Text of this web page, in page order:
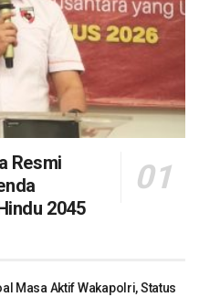
Resmi
2045
Masa Aktif Wakapolri, Status